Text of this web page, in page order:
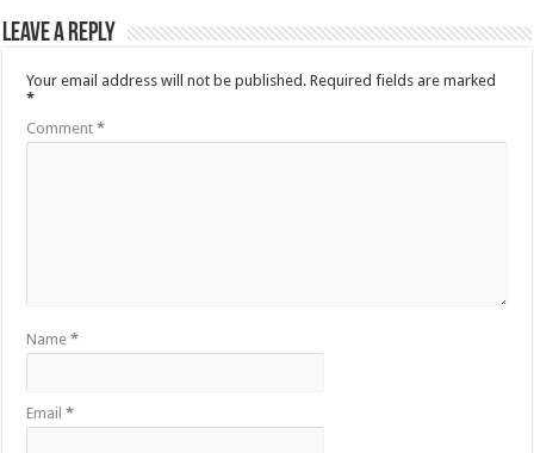
Leave a Reply
Your email address will not be published. Required fields are marked
*
Comment*
Name*
Email*